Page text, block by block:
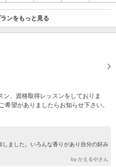
ンをもっと見る
、資格取得レッスンをしておりま
望がありましたらお知らせ下さい。
ました。いろんな香りがあり自分の好み
by かえるやさん